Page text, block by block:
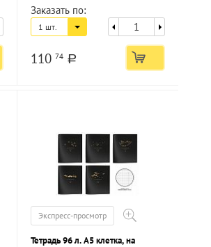
Заказать по:
1 шт.
110 74 a
Экспресс-просмотр
Тетрадь 96 л. А5 клетка, на